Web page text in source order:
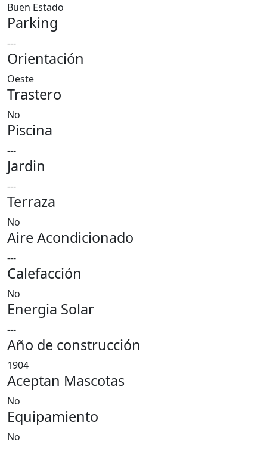
Buen Estado
Parking
---
Orientación
Oeste
Trastero
No
Piscina
---
Jardin
---
Terraza
No
Aire Acondicionado
---
Calefacción
No
Energia Solar
---
Año de construcción
1904
Aceptan Mascotas
No
Equipamiento
No